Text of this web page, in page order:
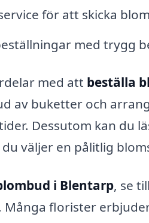
för att skicka
med trygg
med att beställa
av buketter och
Dessutom kan du
väljer en pålitlig
i Blentarp, se
Många florister